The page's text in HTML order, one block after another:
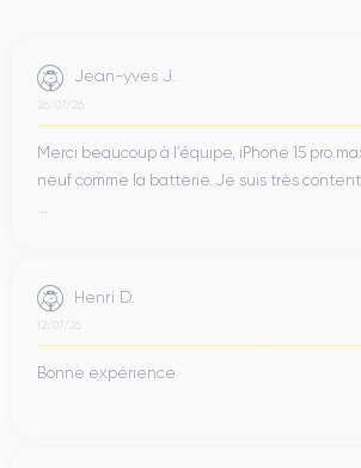
Jean-yves J.
26/07/26
Merci beaucoup à l’équipe, iPhone 15 pro
neuf comme la batterie. Je suis très
Henri D.
12/07/26
Bonne expérience